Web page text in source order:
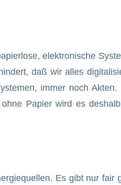
elektronische
daß wir alles
immer noch
Papier wird es
Es gibt nur fair